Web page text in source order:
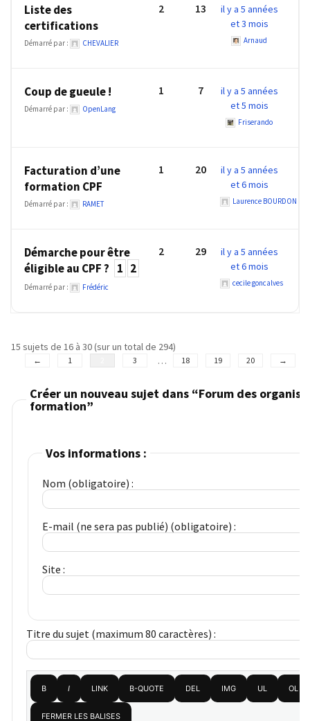
USED
CATEGORIES
Agenda
Rubrique
Droit
formation
Certification
Liste des
certifications
Démarré par : CHEVALIER
2 13
il y a 5 années
et 3 mois
Arnaud
Coup de gueule !
Démarré par : OpenLang
1 7
il y a 5 années
et 5 mois
Friserando
Facturation d’une
formation CPF
Démarré par : RAMET
1 20
il y a 5 années
et 6 mois
Laurence BOURDON
Démarche pour être
éligible au CPF ? 1 2
Démarré par : Frédéric
2 29
il y a 5 années
et 6 mois
cecile goncalves
15 sujets de 16 à 30 (sur un total de 294)
← 1 3 … 18 19 20 →
Créer un nouveau sujet dans “Forum des
formation”
Vos informations :
Nom (obligatoire) :
E-mail (ne sera pas publié) (obligatoire) :
Site :
Titre du sujet (maximum 80 caractères) :